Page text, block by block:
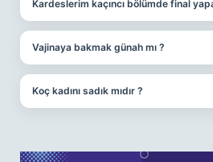
Kardeslerim kaçıncı bölümde final
Vajinaya bakmak günah mı ?
Koç kadını sadık mıdır ?